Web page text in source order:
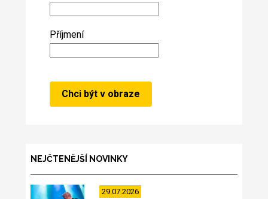
Příjmení
NEJČTENĚJŠÍ NOVINKY
29.07.2026